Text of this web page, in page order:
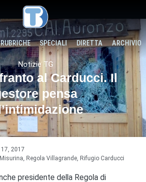
RUBRICHE SPECIALI DIRETTA ARCHIVIO
Notizie TG
al Carducci. Il
pensa
2017
Misurina Regola Villagrande Rifugio Carducci
presidente della Regola di